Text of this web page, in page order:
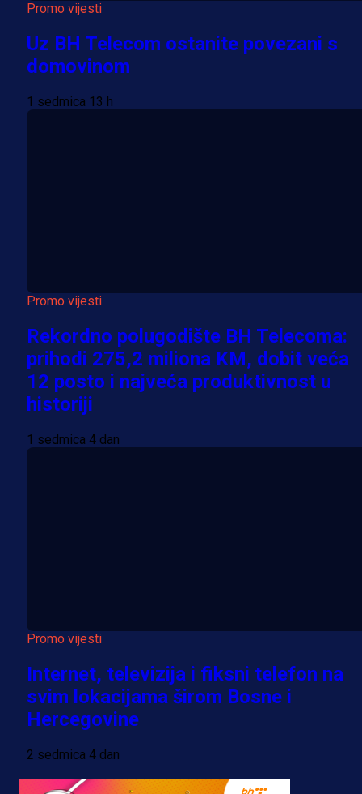
Promo vijesti
Uz BH Telecom ostanite povezani s
domovinom
1 sedmica 13 h
Promo vijesti
Rekordno polugodište BH Telecoma:
prihodi 275,2 miliona KM, dobit veća
12 posto i najveća produktivnost u
historiji
1 sedmica 4 dan
Promo vijesti
Internet, televizija i fiksni telefon na
svim lokacijama širom Bosne i
Hercegovine
2 sedmica 4 dan